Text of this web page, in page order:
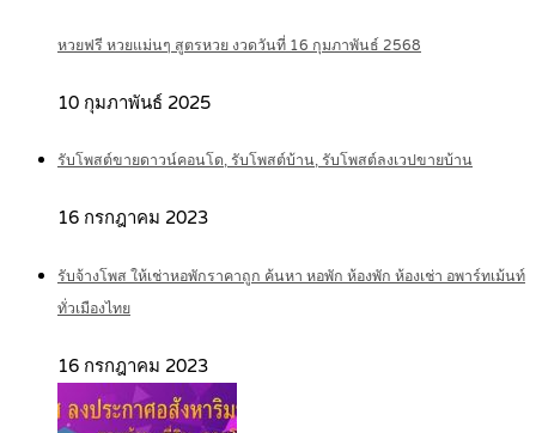
หวยฟรี หวยแม่นๆ สูตรหวย งวดวันที่ 16 กุมภาพันธ์ 2568
10 กุมภาพันธ์ 2025
รับโพสต์ขายดาวน์คอนโด, รับโพสต์บ้าน, รับโพสต์ลงเวปขายบ้าน
16 กรกฎาคม 2023
รับจ้างโพส ให้เช่าหอพักราคาถูก ค้นหา หอพัก ห้องพัก ห้องเช่า อพาร์ทเม้นท์
ทั่วเมืองไทย
16 กรกฎาคม 2023